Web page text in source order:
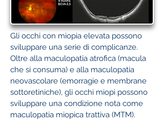
Gli occhi con miopia elevata possono
sviluppare una serie di complicanze.
Oltre alla maculopatia atrofica (macula
che si consuma) e alla maculopatia
neovascolare (emorragie e membrane
sottoretiniche), gli occhi miopi possono
sviluppare una condizione nota come
maculopatia miopica trattiva (MTM).